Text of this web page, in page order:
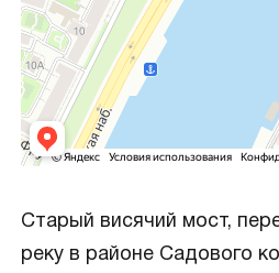
Старый висячий мост,
реку в районе Садового